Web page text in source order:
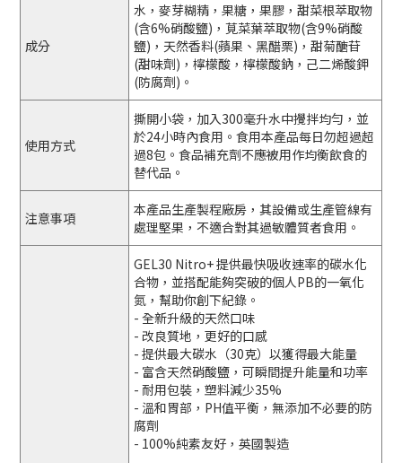
成分
水，麥芽糊精，果糖，果膠，甜菜根萃取物
(含6%硝酸鹽)，莧菜葉萃取物(含9%硝酸
鹽)，天然香料(蘋果、黑醋栗)，甜菊醣苷
(甜味劑)，檸檬酸，檸檬酸鈉，己二烯酸鉀
(防腐劑)。
使用方式
撕開小袋，加入300毫升水中攪拌均勻，並
於24小時內食用。食用本產品每日勿超過超
過8包。食品補充劑不應被用作均衡飲食的
替代品。
注意事項
本產品生產製程廠房，其設備或生產管線有
處理堅果，不適合對其過敏體質者食用。
GEL30 Nitro+ 提供最快吸收速率的碳水化
合物，並搭配能夠突破的個人PB的一氧化
氮，幫助你創下紀錄。
- 全新升級的天然口味
- 改良質地，更好的口感
- 提供最大碳水（30克）以獲得最大能量
- 富含天然硝酸鹽，可瞬間提升能量和功率
- 耐用包裝，塑料減少35%
- 溫和胃部，PH值平衡，無添加不必要的防
腐劑
- 100%純素友好，英國製造